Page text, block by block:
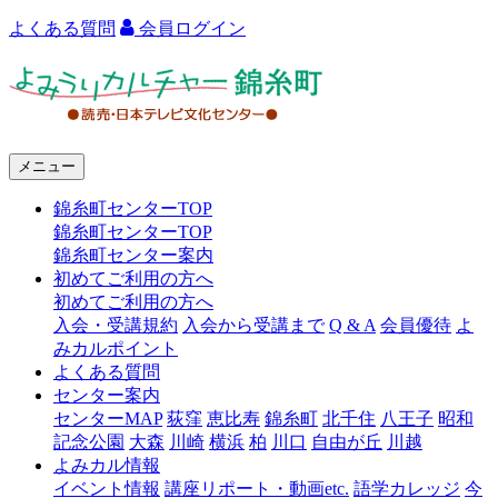
よくある質問 会員ログイン
ャ
糸
メニュー
錦糸町センターTOP
錦糸町センターTOP
錦糸町センター案内
初めてご利用の方へ
初めてご利用の方へ
入会・受講規約 入会から受講まで Q & A 会員優待 よ
みカルポイント
よくある質問
センター案内
センターMAP 荻窪 恵比寿 錦糸町 北千住 八王子 昭和
記念公園 大森 川崎 横浜 柏 川口 自由が丘 川越
よみカル情報
イベント情報 講座リポート・動画etc. 語学カレッジ 今